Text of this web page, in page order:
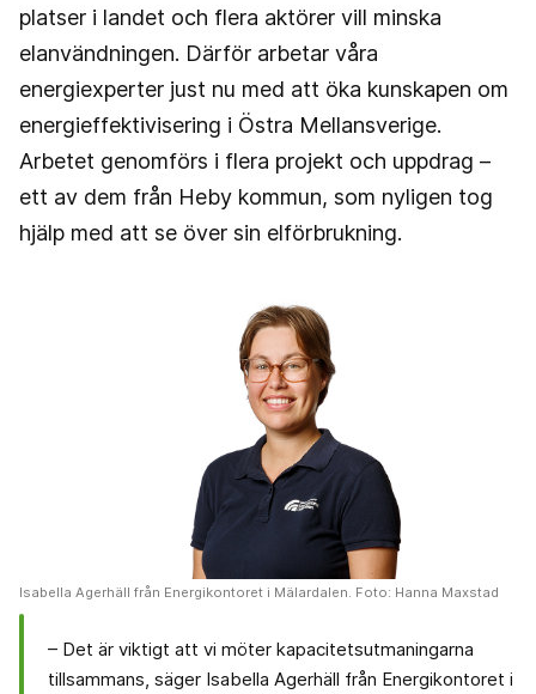
platser i landet och flera aktörer vill minska
elanvändningen. Därför arbetar våra
energiexperter just nu med att öka kunskapen om
energieffektivisering i Östra Mellansverige.
Arbetet genomförs i flera projekt och uppdrag –
ett av dem från Heby kommun, som nyligen tog
hjälp med att se över sin elförbrukning.
Isabella Agerhäll från Energikontoret i Mälardalen. Foto: Hanna Maxstad
– Det är viktigt att vi möter kapacitetsutmaningarna
tillsammans, säger Isabella Agerhäll från Energikontoret i